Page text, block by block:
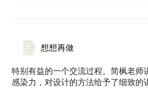
想想再做
特别有益的一个交流过程。简枫老师
感染力，对设计的方法给予了细致的